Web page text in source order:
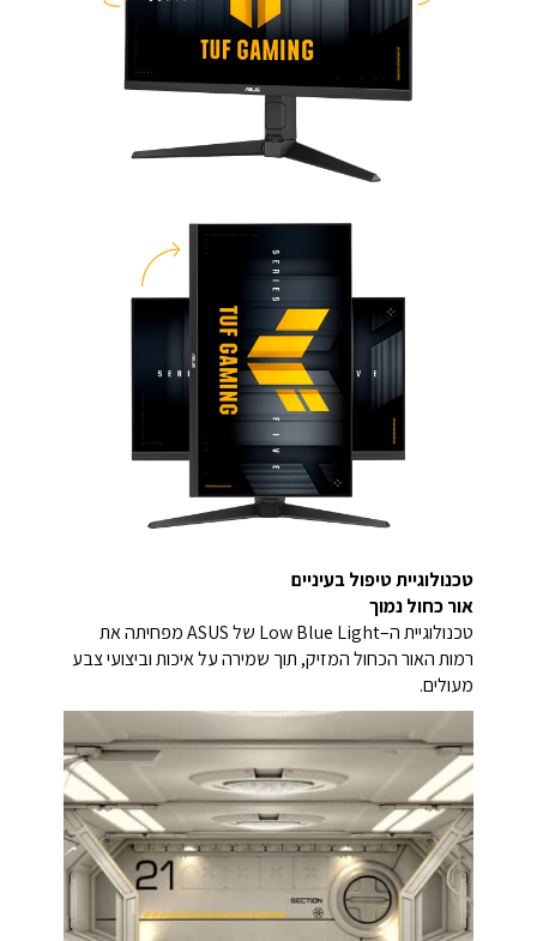
טכנולוגיית טיפול בעיניים
אור כחול נמוך
טכנולוגיית ה–Low Blue Light של ASUS מפחיתה את
רמות האור הכחול המזיק, תוך שמירה על איכות וביצועי צבע
מעולים.